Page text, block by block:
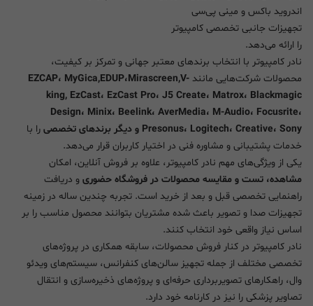
اندروید باکس و مینی پی‌سی
تجهیزات جانبی تخصصی کامپیوتر
را ارائه می‌دهد.
نادر کامپیوتر با انتخاب برندهای معتبر جهانی و تمرکز بر کیفیت،
محصولات شرکت‌هایی مانند EZCAP، MyGica,EDUP،Mirascreen,V-
king, EzCast، EzCast Pro، J5 Create، Matrox، Blackmagic
Design، Minix، Beelink، AverMedia، M-Audio، Focusrite،
Presonus، Logitech، Creative، Sony و دیگر برندهای تخصصی
را با
خدمات پشتیبانی و مشاوره فنی در اختیار کاربران قرار می‌دهد.
یکی از ویژگی‌های مهم نادر کامپیوتر، علاوه بر فروش آنلاین، امکان
مشاهده، تست و مقایسه محصولات در فروشگاه حضوری و دریافت
راهنمایی تخصصی قبل و بعد از خرید است. تجربه چندین ساله در زمینه
تجهیزات صدا و تصویر باعث شده مشتریان بتوانند محصول مناسب را بر
اساس نیاز واقعی خود انتخاب کنند.
نادر کامپیوتر در کنار فروش محصولات، سابقه همکاری در پروژه‌های
تخصصی مختلف از جمله تجهیز سالن‌های کنفرانس، سیستم‌های ویدئو
وال، راهکارهای تصویربرداری حرفه‌ای و پروژه‌های ذخیره‌سازی و انتقال
تصاویر پزشکی را نیز در کارنامه خود دارد.